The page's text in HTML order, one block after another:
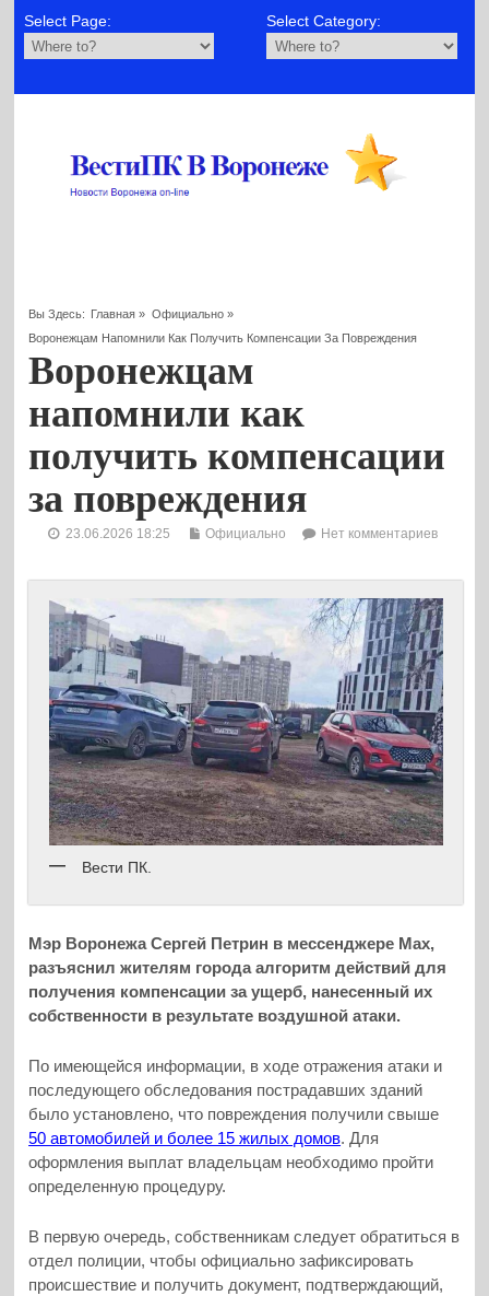
Select Page: Select Category:
Вы Здесь: Главная » Официально»
Воронежцам Напомнили Как Получить Компенсации За Повреждения
Воронежцам
напомнили как
получить компенсации
за повреждения
23.06.2026 18:25 Официально Нет комментариев
Вести ПК.
Мэр Воронежа Сергей Петрин в мессенджере Max,
разъяснил жителям города алгоритм действий для
получения компенсации за ущерб, нанесенный их
собственности в результате воздушной атаки.
По имеющейся информации, в ходе отражения атаки и
последующего обследования пострадавших зданий
было установлено, что повреждения получили свыше
50 автомобилей и более 15 жилых домов. Для
оформления выплат владельцам необходимо пройти
определенную процедуру.
В первую очередь, собственникам следует обратиться в
отдел полиции, чтобы официально зафиксировать
происшествие и получить документ, подтверждающий,